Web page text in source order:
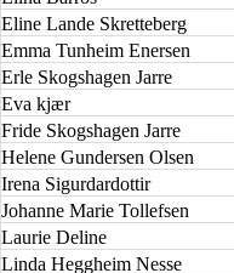
Eline Lande Skretteberg
Emma Tunheim Enersen
Erle Skogshagen Jarre
Eva kjær
Fride Skogshagen Jarre
Helene Gundersen Olsen
Irena Sigurdardottir
Johanne Marie Tollefsen
Laurie Deline
Linda Heggheim Nesse